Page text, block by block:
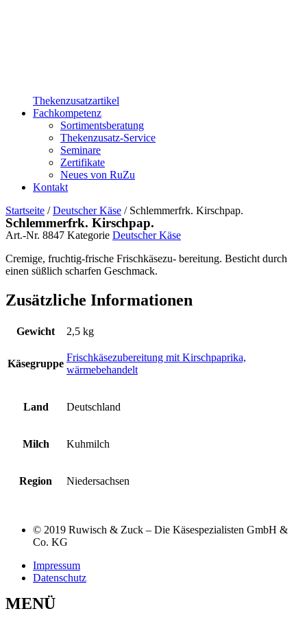
Thekenzusatzartikel
Fachkompetenz
Sortimentsberatung
Thekenzusatz-Service
Seminare
Zertifikate
Neues von RuZu
Kontakt
Startseite /Deutscher Käse / Schlemmerfrk. Kirschpap.
Schlemmerfrk. Kirschpap.
Art.-Nr. 8847 Kategorie Deutscher Käse
Cremige, fruchtig-frische Frischkäsezu- bereitung. Besticht durch
einen süßlich scharfen Geschmack.
Zusätzliche Informationen
Gewicht 2,5 kg
Käsegruppe
Frischkäsezubereitung mit Kirschpaprika,
wärmebehandelt
Land Deutschland
Milch Kuhmilch
Region Niedersachsen
© 2019 Ruwisch & Zuck – Die Käsespezialisten GmbH &
Co. KG
Impressum
Datenschutz
MENÜ